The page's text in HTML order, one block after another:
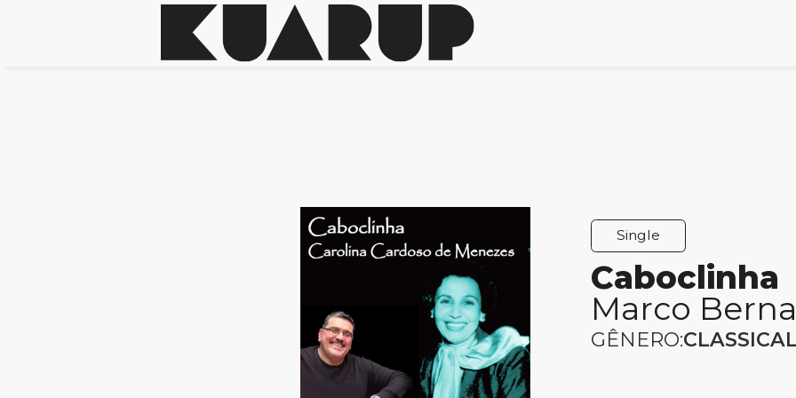
Single
Caboclinha
Marco
GÊNERO:CLASSICAL